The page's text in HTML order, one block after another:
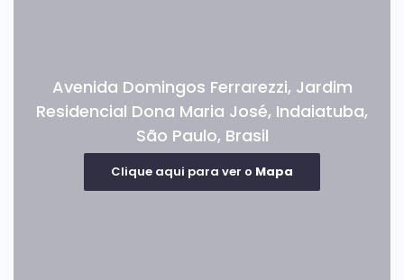
Avenida Domingos Ferrarezzi, Jardim
Residencial Dona Maria José, Indaiatuba,
São Paulo, Brasil
Clique aqui para ver o Mapa